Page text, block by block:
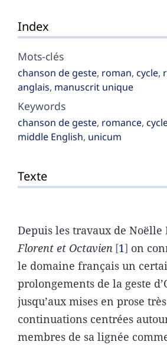
Index
Mots-clés
chanson de geste, roman, cycle,
anglais, manuscrit unique
Keywords
chanson de geste, romance,
middle English, unicum
Texte
Depuis les travaux de
Florent et Octavien 1 on
le domaine français un
prolongements de la geste
jusqu’aux mises en prose
continuations centrées
membres de sa lignée